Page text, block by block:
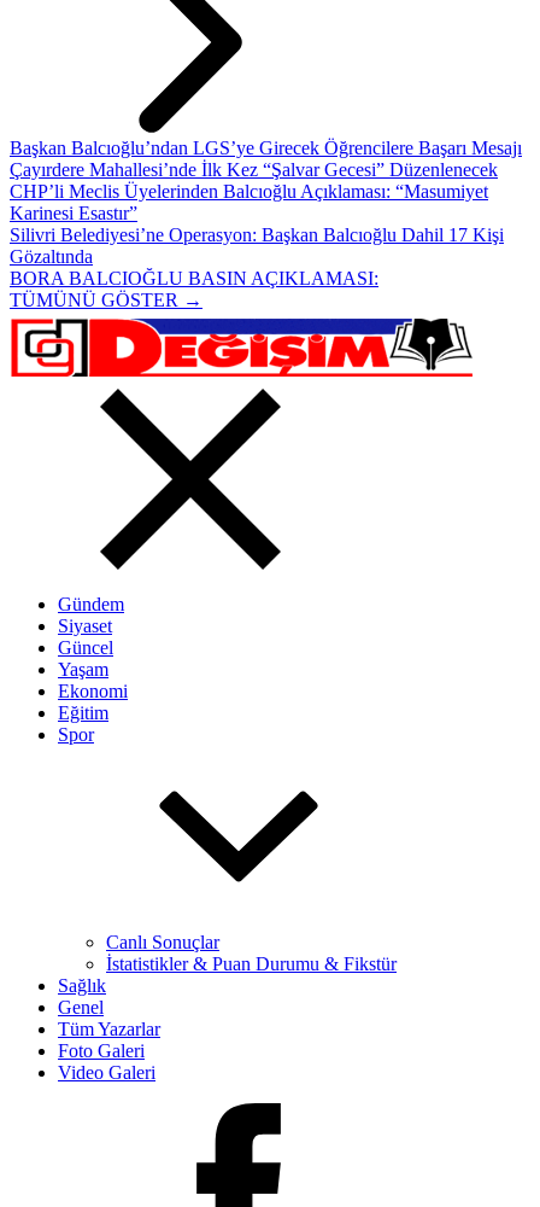
Başkan Balcıoğlu’ndan LGS’ye Girecek Öğrencilere Başarı Mesajı
Çayırdere Mahallesi’nde İlk Kez “Şalvar Gecesi” Düzenlenecek
CHP’li Meclis Üyelerinden Balcıoğlu Açıklaması: “Masumiyet
Karinesi Esastır”
Silivri Belediyesi’ne Operasyon: Başkan Balcıoğlu Dahil 17 Kişi
Gözaltında
BORA BALCIOĞLU BASIN AÇIKLAMASI:
TÜMÜNÜ GÖSTER →
Gündem
Siyaset
Güncel
Yaşam
Ekonomi
Eğitim
Spor
Canlı Sonuçlar
İstatistikler & Puan Durumu & Fikstür
Sağlık
Genel
Tüm Yazarlar
Foto Galeri
Video Galeri